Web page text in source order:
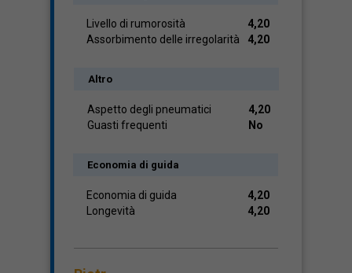
Livello di rumorosità
4,20
Assorbimento delle irregolarità
4,20
Altro
Aspetto degli pneumatici
4,20
Guasti frequenti
No
Economia di guida
Economia di guida
4,20
Longevità
4,20